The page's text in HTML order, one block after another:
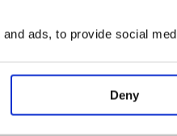
ads, to provide social
Deny
Vad kostar